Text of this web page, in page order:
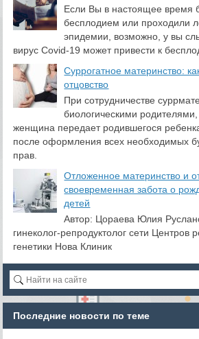
Если Вы в настоящее время
бесплодием или проходили
эпидемии, возможно, у вы
вирус Covid-19 может привести к
Суррогатное материнство:
отцовство
При сотрудничестве
биологическими
женщина передает родившегося
после оформления всех необходимых
прав.
Отложенное материнство и
своевременная забота о
детей
Автор: Цораева Юлия
гинеколог-репродуктолог сети Центров
генетики Нова Клиник
Последние новости по теме